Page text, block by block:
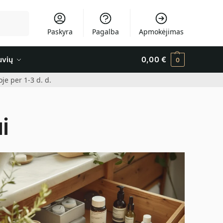
Paskyra Pagalba Apmokėjimas
0,00 € 0
per 1-3 d. d.